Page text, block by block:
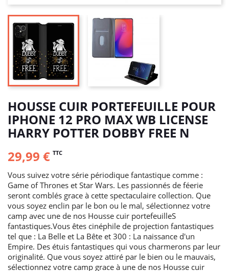
HOUSSE CUIR PORTEFEUILLE POUR
IPHONE 12 PRO MAX WB LICENSE
HARRY POTTER DOBBY FREE N
29,99 € TTC
Vous suivez votre série périodique fantastique comme :
Game of Thrones et Star Wars. Les passionnés de féerie
seront comblés grace à cette spectaculaire collection. Que
vous soyez enclin par le bon ou le mal, sélectionnez votre
camp avec une de nos Housse cuir portefeuilleS
fantastiques.Vous êtes cinéphile de projection fantastiques
tel que : La Belle et La Bête et 300 : La naissance d'un
Empire. Des étuis fantastiques qui vous charmerons par leur
originalité. Que vous soyez attiré par le bien ou le mauvais,
sélectionnez votre camp grace à une de nos Housse cuir